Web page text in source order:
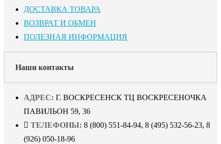
ДОСТАВКА ТОВАРА
ВОЗВРАТ И ОБМЕН
ПОЛЕЗНАЯ ИНФОРМАЦИЯ
Наши контакты
АДРЕС: Г. ВОСКРЕСЕНСК ТЦ ВОСКРЕСЕНОЧКА
ПАВИЛЬОН 59, 36
ТЕЛЕФОНЫ: 8 (800) 551-84-94, 8 (495) 532-56-23, 8
(926) 050-18-96